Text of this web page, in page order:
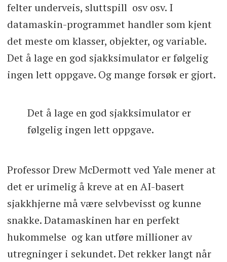
felter underveis, sluttspill osv osv. I
datamaskin-programmet handler som kjent
det meste om klasser, objekter, og variable.
Det å lage en god sjakksimulator er følgelig
ingen lett oppgave. Og mange forsøk er gjort.
Det å lage en god sjakksimulator er
følgelig ingen lett oppgave.
Professor Drew McDermott ved Yale mener at
det er urimelig å kreve at en AI-basert
sjakkhjerne må være selvbevisst og kunne
snakke. Datamaskinen har en perfekt
hukommelse og kan utføre millioner av
utregninger i sekundet. Det rekker langt når